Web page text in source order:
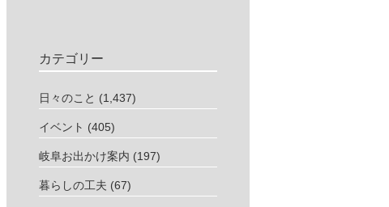
カテゴリー
日々のこと (1,437)
イベント (405)
岐阜お出かけ案内 (197)
暮らしの工夫 (67)